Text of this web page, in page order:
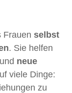
Frauen selbst
. Sie helfen
neue
viele Dinge:
zu